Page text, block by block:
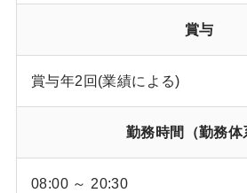
賞与
賞与年2回(業績による)
勤務時間（勤務体
08:00 ～ 20:30